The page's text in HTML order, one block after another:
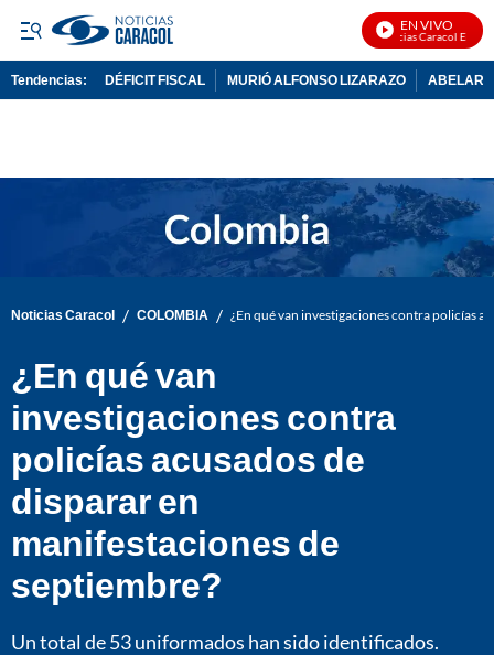
EN VIVO
Noticias Caracol En Vivo
Tendencias: DÉFICIT FISCAL MURIÓ ALFONSO LIZARAZO
Noticias Caracol / COLOMBIA / ¿En qué van investigaciones contra policías
¿En qué van
investigaciones contra
policías acusados de
disparar en
manifestaciones de
septiembre?
Un total de 53 uniformados han sido identificados.